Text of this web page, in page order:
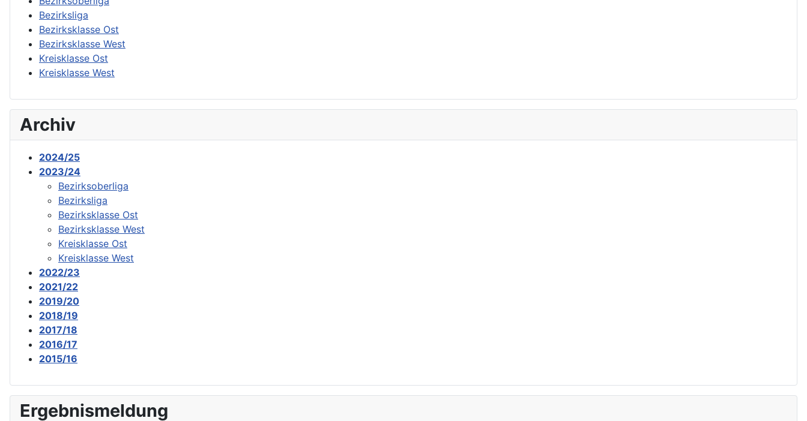
Bezirksliga
Bezirksklasse Ost
Bezirksklasse West
Kreisklasse Ost
Kreisklasse West
Archiv
2024/25
2023/24
Bezirksoberliga
Bezirksliga
Bezirksklasse Ost
Bezirksklasse West
Kreisklasse Ost
Kreisklasse West
2022/23
2021/22
2019/20
2018/19
2017/18
2016/17
2015/16
Ergebnismeldung